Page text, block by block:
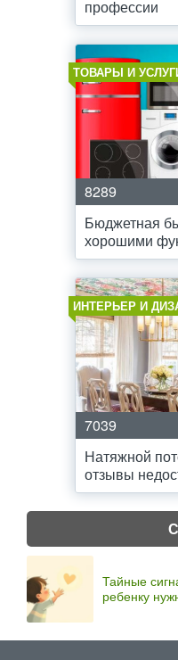
профессии
ТОВАРЫ И
8289
Бюджетная
хорошими
ИНТЕРЬЕР И
7039
Натяжной
отзывы
Тайные
ребенку